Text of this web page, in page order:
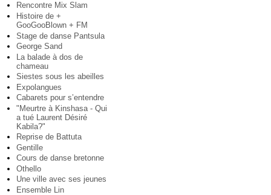
Rencontre Mix Slam
Histoire de +
GooGooBlown + FM
Stage de danse Pantsula
George Sand
La balade à dos de
chameau
Siestes sous les abeilles
Expolangues
Cabarets pour s’entendre
"Meurtre à Kinshasa - Qui
a tué Laurent Désiré
Kabila?"
Reprise de Battuta
Gentille
Cours de danse bretonne
Othello
Une ville avec ses jeunes
Ensemble Lin